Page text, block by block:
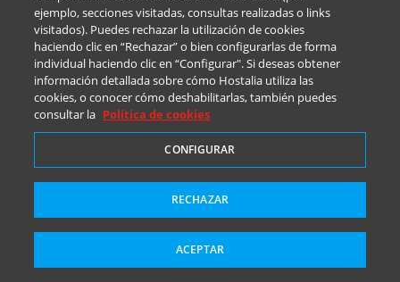
Teléfono *
¿Qué te interesa de Servidor Cloud? *
ejemplo, secciones visitadas, consultas realizadas o links
visitados). Puedes rechazar la utilización de cookies
haciendo clic en “Rechazar” o bien configurarlas de forma
individual haciendo clic en “Configurar". Si deseas obtener
información detallada sobre cómo Hostalia utiliza las
cookies, o conocer cómo deshabilitarlas, también puedes
consultar la Política de cookies
CONFIGURAR
RECHAZAR
ACEPTAR